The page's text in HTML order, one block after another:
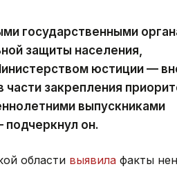
государственными
защиты населения,
юстиции —
закрепления
выпускниками
подчеркнул он.
области выявила факты